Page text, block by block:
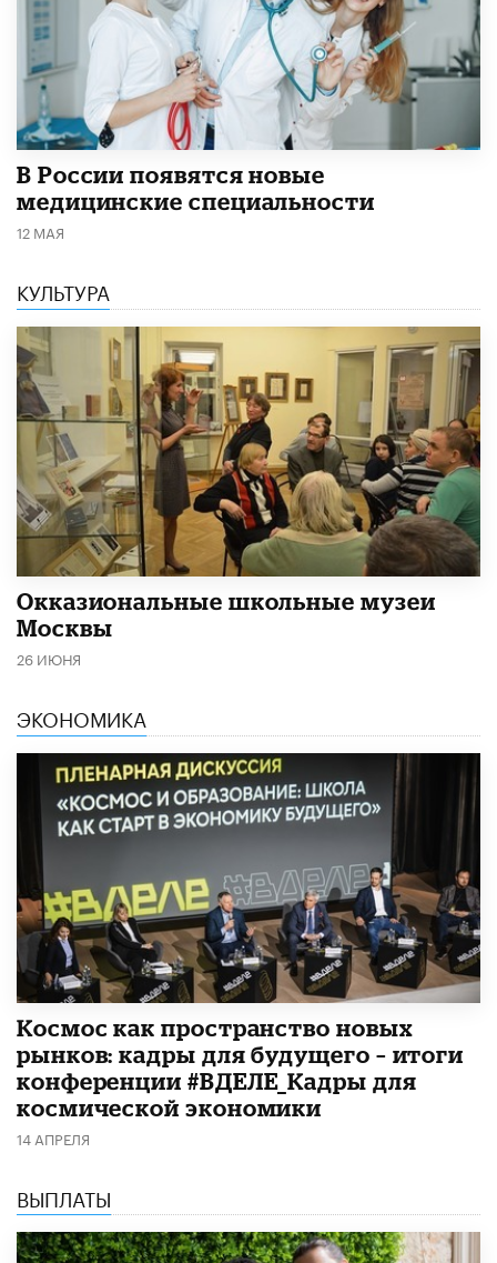
В России появятся новые
медицинские специальности
12 МАЯ
КУЛЬТУРА
​Окказиональные школьные музеи
Москвы
26 ИЮНЯ
ЭКОНОМИКА
Космос как пространство новых
рынков: кадры для будущего – итоги
конференции #ВДЕЛЕ_Кадры для
космической экономики
14 АПРЕЛЯ
ВЫПЛАТЫ